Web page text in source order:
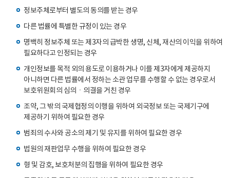
정보주체로부터 별도의 동의를 받는 경우
다른 법률에 특별한 규정이 있는 경우
명백히 정보주체 또는 제3자의 급박한 생명, 신체, 재산의 이익을 위하여
필요하다고 인정되는 경우
개인정보를 목적 외의 용도로 이용하거나 이를 제3자에게 제공하지
아니하면 다른 법률에서 정하는 소관 업무를 수행할 수 없는 경우로서
보호위원회의 심의ㆍ의결을 거친 경우
조약, 그 밖의 국제협정의 이행을 위하여 외국정보 또는 국제기구에
제공하기 위하여 필요한 경우
범죄의 수사와 공소의 제기 및 유지를 위하여 필요한 경우
법원의 재판업무 수행을 위하여 필요한 경우
형 및 감호, 보호처분의 집행을 위하여 필요한 경우